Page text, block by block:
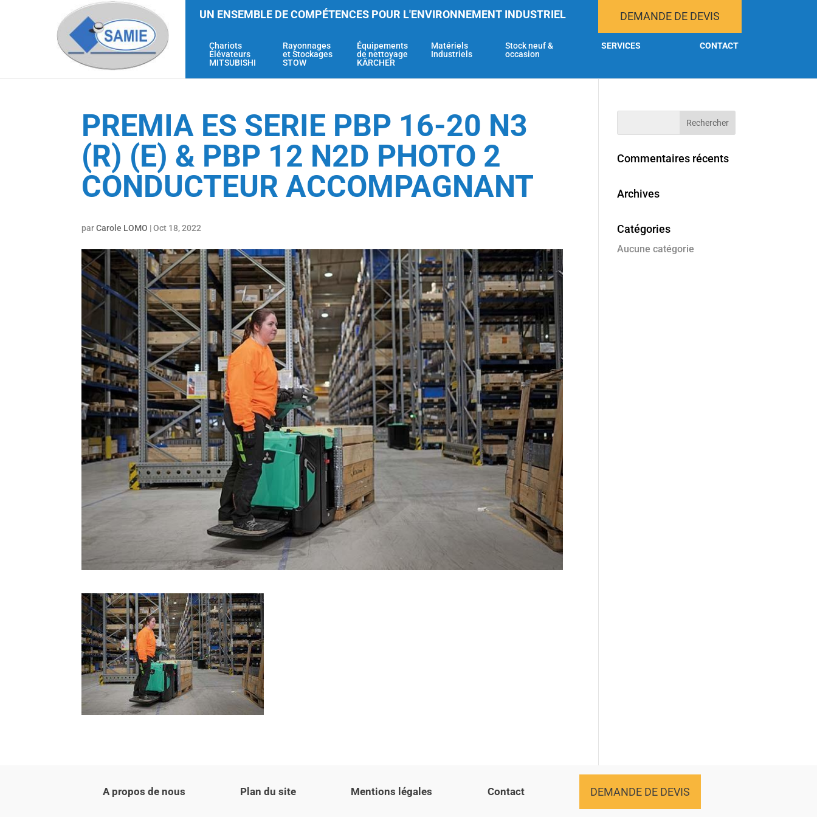
SERVICES
DEMANDE DE DEVIS
CONTACT
UN ENSEMBLE DE COMPÉTENCES POUR L'ENVIRONNEMENT INDUSTRIEL
Chariots
Élévateurs
MITSUBISHI
Rayonnages
et Stockages
STOW
Équipements
de nettoyage
KÄRCHER
Matériels
Industriels
Stock neuf &
occasion
PREMIA ES SERIE PBP 16-20 N3
(R) (E) & PBP 12 N2D PHOTO 2
CONDUCTEUR ACCOMPAGNANT
parCarole LOMO |Oct 18, 2022
Commentaires récents
Archives
Catégories
Aucune catégorie
A propos de nous Plan du site Mentions légales Contact DEMANDE DE DEVIS